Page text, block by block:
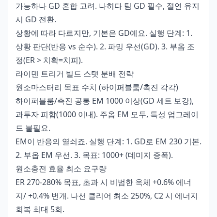
가능하나 GD 혼합 고려. 나히다 팀 GD 필수, 절연 유지
시 GD 전환.
상황에 따라 다르지만, 기본은 GD예요. 실행 단계: 1.
상황 판단(반응 vs 순수). 2. 파밍 우선(GD). 3. 부옵 조
정(ER > 치확=치피).
라이덴 트리거 빌드 스탯 분배 전략
원소마스터리 목표 수치 (하이퍼블룸/촉진 각각)
하이퍼블룸/촉진 공통 EM 1000 이상(GD 세트 보강),
과투자 피함(1000 이내). 주옵 EM 모두, 특성 업그레이
드 불필요.
EM이 반응의 열쇠죠. 실행 단계: 1. GD로 EM 230 기본.
2. 부옵 EM 우선. 3. 목표: 1000+ (데미지 증폭).
원소충전 효율 최소 요구량
ER 270-280% 목표, 초과 시 비범한 옥체 +0.6% 에너
지/ +0.4% 번개. 나선 클리어 최소 250%, C2 시 에너지
회복 최대 5회.